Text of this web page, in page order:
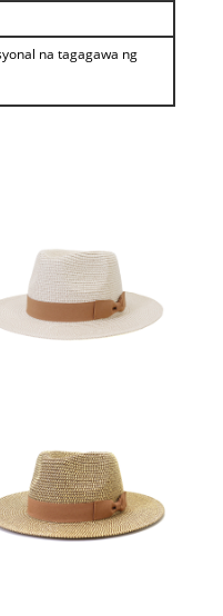
na tagagawa ng